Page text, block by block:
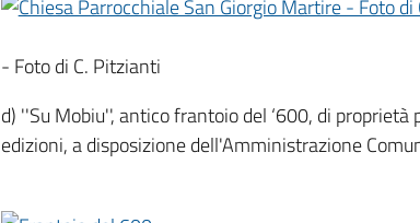
- Foto di C. Pitzianti
d) ''Su Mobiu'', antico frantoio del ‘600, di
edizioni, a disposizione dell'Amministrazione